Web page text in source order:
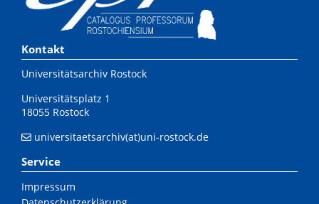
Kontakt
Universitätsarchiv Rostock
Universitätsplatz 1
18055 Rostock
universitaetsarchiv(at)uni-rostock.de
Service
Impressum